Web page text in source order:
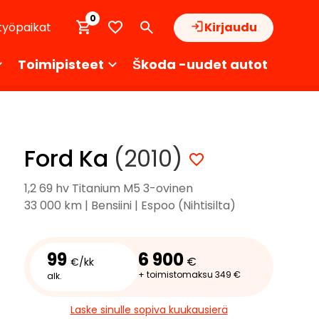
Kirjaudu
0
Toimipisteet Škoda -uudet autot
Ford Ka (2010)
1,2 69 hv Titanium M5 3-ovinen
33 000 km | Bensiini | Espoo (Nihtisilta)
99 €/kk
alk.
6 900 €
+ toimistomaksu 349 €
Laske sinulle sopiva kuukausierä